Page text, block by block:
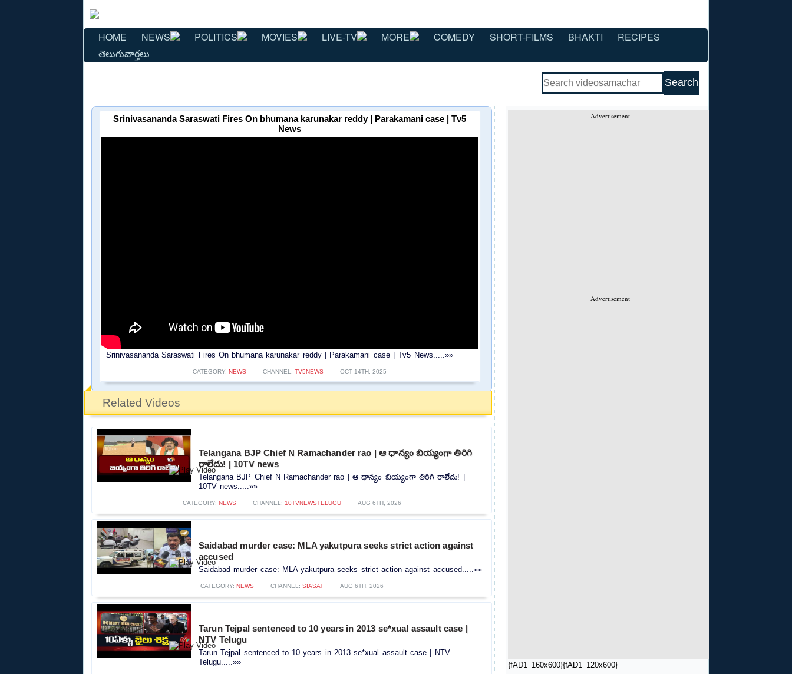
HOME NEWS POLITICS MOVIES LIVE-TV MORE COMEDY SHORT-FILMS BHAKTI
RECIPES
తెలుగువార్తలు
Advertisement
Advertisement
{fAD1_160x600}{fAD1_120x600}
Srinivasananda Saraswati Fires On bhumana karunakar reddy | Parakamani case | Tv5
News
Srinivasananda Saraswati Fires On bhumana karunakar reddy | Parakamani case | Tv5 News.....»»
CATEGORY: NEWS CHANNEL:TV5NEWS OCT 14TH, 2025
Related Videos
Telangana BJP Chief N Ramachander rao | ఆ ధాన్యం బియ్యంగా తిరిగి
రాలేదు! | 10TV news
Telangana BJP Chief N Ramachander rao | ఆ ధాన్యం బియ్యంగా తిరిగి రాలేదు! |
10TV news.....»»
CATEGORY: NEWS CHANNEL: 10TVNEWSTELUGU AUG 6TH, 2026
Saidabad murder case: MLA yakutpura seeks strict action against
accused
Saidabad murder case: MLA yakutpura seeks strict action against accused.....»»
CATEGORY: NEWS CHANNEL: SIASAT AUG 6TH, 2026
Tarun Tejpal sentenced to 10 years in 2013 se*xual assault case |
NTV Telugu
Tarun Tejpal sentenced to 10 years in 2013 se*xual assault case | NTV
Telugu.....»»